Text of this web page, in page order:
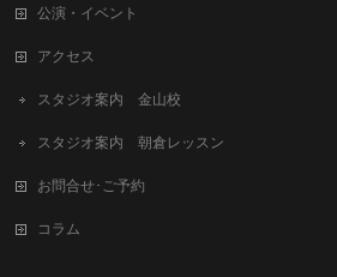
公演・イベント
アクセス
スタジオ案内 金山校
スタジオ案内 朝倉レッスン
お問合せ･ご予約
コラム